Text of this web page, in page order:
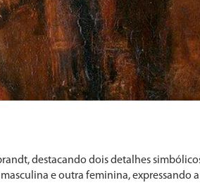
destacando dois detalhes
e outra feminina, expressando